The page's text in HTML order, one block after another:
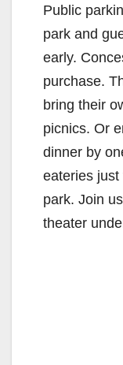
Public
park and
early.
purchase.
bring their
picnics. Or
dinner by
eateries
park. Join
theater